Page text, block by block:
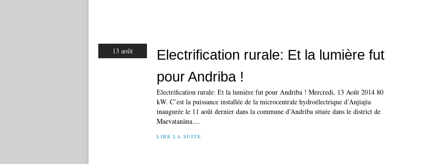
13 août
Electrification rurale: Et la lumière fut
pour Andriba !
Electrification rurale: Et la lumière fut pour Andriba ! Mercredi, 13 Août 2014 80
kW. C’est la puissance installée de la microcentrale hydroélectrique d’Anjiajia
inaugurée le 11 août dernier dans la commune d’Andriba située dans le district de
Maevatanàna....
LIRE LA SUITE